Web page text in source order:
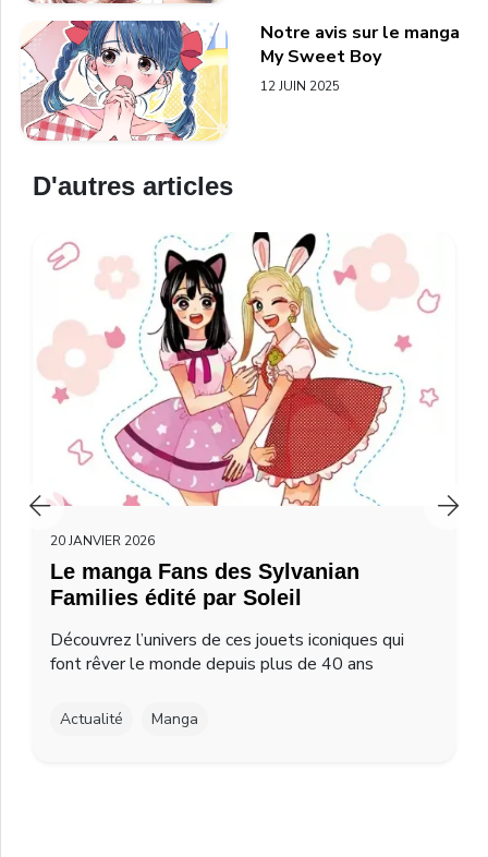
Notre avis sur le manga
My Sweet Boy
12 JUIN 2025
D'autres articles
20 JANVIER 2026
Le manga Fans des Sylvanian
Families édité par Soleil
Découvrez l’univers de ces jouets iconiques qui
font rêver le monde depuis plus de 40 ans
Actualité Manga